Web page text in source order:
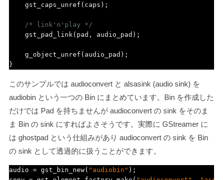
    gst_caps_unref
( caps );
/* link'n'play */
    gst_pad_link
( pad , audio_pad );
    g_object_unref
( audio_pad );
}
このサンプルでは audioconvert と alsasink (audio sink) を
audiobin という一つの Bin にまとめています。Bin を作成した
だけでは Pad を持ちませんが audioconvert の sink をそのま
ま Bin の sink にすればよさそうです。実際に GStreamer に
は ghostpad という仕組みがあり audioconvert の sink を Bin
の sink として透過的に扱うことができます。
audio = gst_bin_new( "audiobin" );